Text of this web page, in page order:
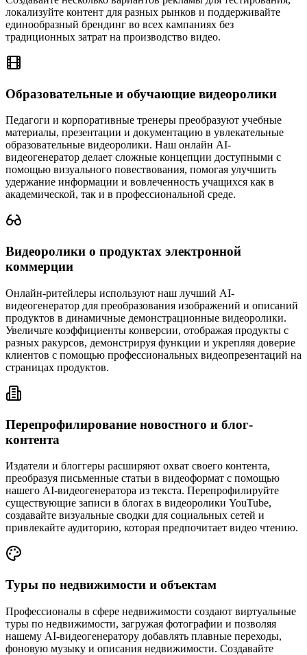
локализуйте контент для разных рынков и поддерживайте
единообразный брендинг во всех кампаниях без
традиционных затрат на производство видео.
Образовательные и обучающие видеоролики
Педагоги и корпоративные тренеры преобразуют учебные
материалы, презентации и документацию в увлекательные
образовательные видеоролики. Наш онлайн AI-
видеогенератор делает сложные концепции доступными с
помощью визуального повествования, помогая улучшить
удержание информации и вовлеченность учащихся как в
академической, так и в профессиональной среде.
Видеоролики о продуктах электронной
коммерции
Онлайн-ритейлеры используют наш лучший AI-
видеогенератор для преобразования изображений и описаний
продуктов в динамичные демонстрационные видеоролики.
Увеличьте коэффициенты конверсии, отображая продукты с
разных ракурсов, демонстрируя функции и укрепляя доверие
клиентов с помощью профессиональных видеопрезентаций на
страницах продуктов.
Перепрофилирование новостного и блог-
контента
Издатели и блоггеры расширяют охват своего контента,
преобразуя письменные статьи в видеоформат с помощью
нашего AI-видеогенератора из текста. Перепрофилируйте
существующие записи в блогах в видеоролики YouTube,
создавайте визуальные сводки для социальных сетей и
привлекайте аудиторию, которая предпочитает видео чтению.
Туры по недвижимости и объектам
Профессионалы в сфере недвижимости создают виртуальные
туры по недвижимости, загружая фотографии и позволяя
нашему AI-видеогенератору добавлять плавные переходы,
фоновую музыку и описания недвижимости. Создавайте